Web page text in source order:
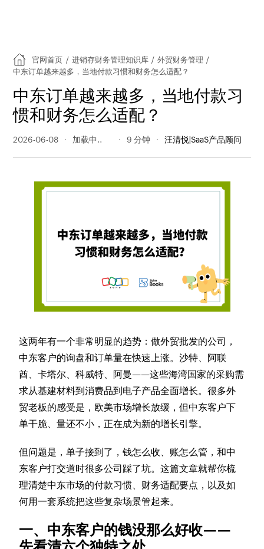
官网首页 / 进销存财务管理知识库 / 外贸财务管理 /
中东订单越来越多，当地付款习惯和财务怎么适配？
中东订单越来越多，当地付款习
惯和财务怎么适配？
2026-06-08 139 阅读量 9 分钟 汪清悦|SaaS产品顾问
这两年有一个非常明显的趋势：做外贸批发的公司，
中东客户的询盘和订单量在快速上涨。沙特、阿联
酋、卡塔尔、科威特、阿曼——这些海湾国家的采购需
求从基建材料到消费品到电子产品全面增长。很多外
贸老板的感受是，欧美市场增长放缓，但中东客户下
单干脆、量还不小，正在成为新的增长引擎。
但问题是，单子接到了，钱怎么收、账怎么管，和中
东客户打交道时很多公司踩了坑。这篇文章就帮你梳
理清楚中东市场的付款习惯、财务适配要点，以及如
何用一套系统把这些复杂场景管起来。
一、中东客户的钱没那么好收——